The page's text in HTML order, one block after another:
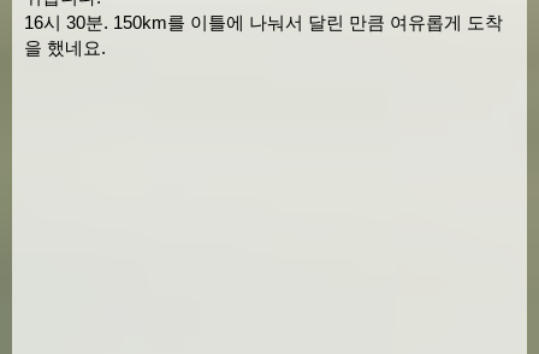
16시 30분. 150km를 이틀에 나눠서 달린 만큼 여유롭게 도착
을 했네요.